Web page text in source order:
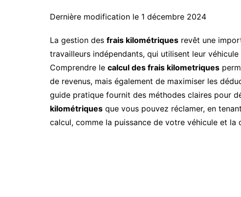
Dernière modification le 1 décembre 2024
La gestion des frais kilométriques revêt une
travailleurs indépendants, qui utilisent leur
Comprendre le calcul des frais kilometriques
de revenus, mais également de maximiser les
guide pratique fournit des méthodes claires pour
kilométriques que vous pouvez réclamer, en
calcul, comme la puissance de votre véhicule et la